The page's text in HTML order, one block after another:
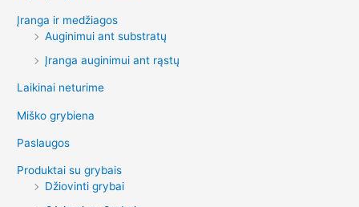
Įranga ir medžiagos
Auginimui ant substratų
Įranga auginimui ant rąstų
Laikinai neturime
Miško grybiena
Paslaugos
Produktai su grybais
Džiovinti grybai